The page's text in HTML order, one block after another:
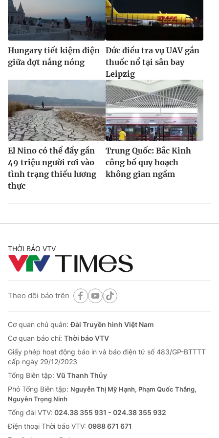
Ðiện thoại Thời báo VTV:
024.66 897 897
Email:toasoan@vtv.vn
Liên hệ quảng cáo:024-7300.7108
® Cấm sao chép dưới mọi hình thức nếu không có sự chấp
thuận bằng văn bản. Ghi rõ nguồn VTV.vn khi phát hành lại
thông tin từ website này.
Hungary tiết kiệm điện
giữa đợt nắng nóng
Đức điều tra vụ UAV gắn
thuốc nổ tại sân bay
Leipzig
El Nino có thể đẩy gần
49 triệu người rơi vào
tình trạng thiếu lương
thực
Trung Quốc: Bắc Kinh
công bố quy hoạch
không gian ngầm
THỜI BÁO VTV
Theo dõi báo trên
Cơ quan chủ quản:Đài Truyền hình Việt Nam
Cơ quan báo chí: Thời báo VTV
Giấy phép hoạt động báo in và báo điện tử số 483/GP-BTTTT
cấp ngày 29/12/2023
Tổng Biên tập: Vũ Thanh Thủy
Phó Tổng Biên tập: Nguyễn Thị Mỹ Hạnh, Phạm Quốc Thắng,
Nguyễn Trọng Ninh
Tổng đài VTV: 024.38 355 931 - 024.38 355 932
Ðiện thoại Thời báo VTV: 0988 671 671